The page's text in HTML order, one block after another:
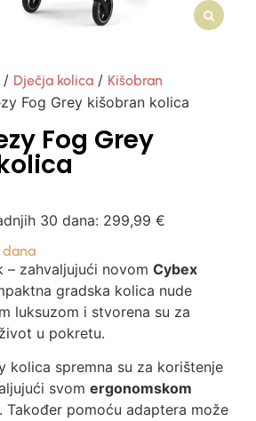
/ Dječja kolica / Kišobran
Fog Grey kišobran kolica
Fog Grey
30 dana: 299,99€
dana
– zahvaljujući novomCybex
gradska kolica nude
luksuzom i stvorena su za
u pokretu.
kolica spremna su za korištenje
svomergonomskom
. Također pomoću adaptera može